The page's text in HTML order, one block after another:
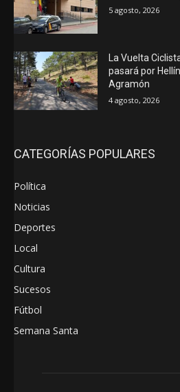
5 agosto, 2026
La Vuelta
pasará por
Agramón
4 agosto, 2026
CATEGORÍAS POPULARES
Política
Noticias
Deportes
Local
Cultura
Sucesos
Fútbol
Semana Santa